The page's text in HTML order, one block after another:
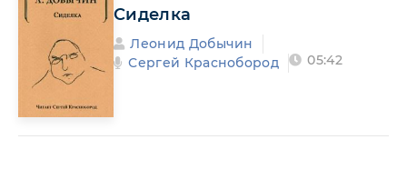
Сиделка
Леонид Добычин
Сергей Краснобород
05:42